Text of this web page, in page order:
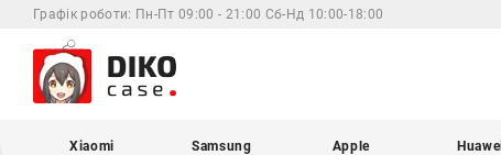
Графік роботи: Пн-Пт 09:00 - 21:00 Сб-Нд 10:00-18:00
Xiaomi Samsung Apple